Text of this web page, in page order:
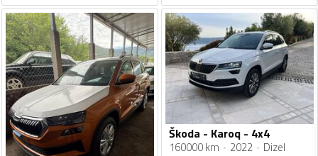
Škoda - Karoq - 4x4
160000 km 2022 Dizel